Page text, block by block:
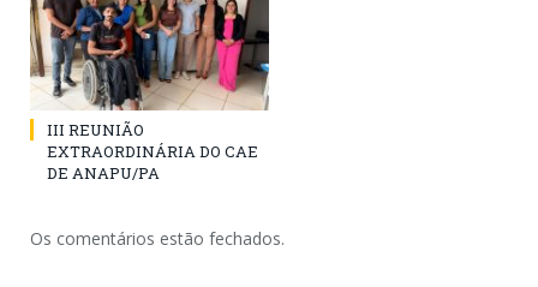
III REUNIÃO
EXTRAORDINÁRIA DO CAE
DE ANAPU/PA
Os comentários estão fechados.